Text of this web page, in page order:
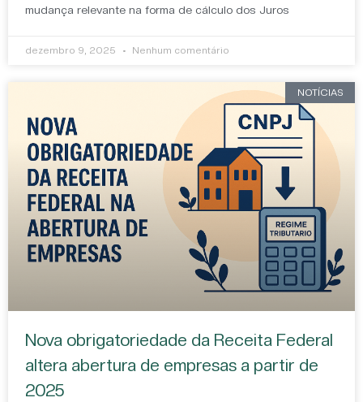
mudança relevante na forma de cálculo dos Juros
dezembro 9, 2025 Nenhum comentário
NOTÍCIAS
Nova obrigatoriedade da Receita Federal
altera abertura de empresas a partir de
2025